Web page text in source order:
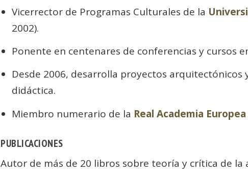
Vicerrector de Programas Culturales de la
2002).
Ponente en centenares de conferencias y cursos
Desde 2006, desarrolla proyectos
didáctica.
Miembro numerario de la Real Academia
PUBLICACIONES
Autor de más de 20 libros sobre teoría y crítica de